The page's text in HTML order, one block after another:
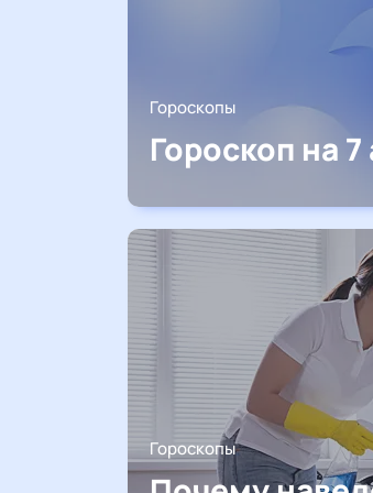
Гороскопы
Гороскоп на
Гороскопы